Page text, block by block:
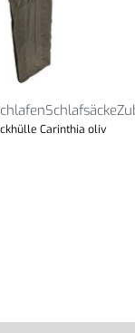
Schlafsäcke
Carinthia oliv